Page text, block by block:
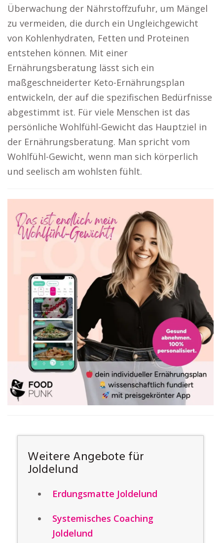
Überwachung der Nährstoffzufuhr, um Mängel
zu vermeiden, die durch ein Ungleichgewicht
von Kohlenhydraten, Fetten und Proteinen
entstehen können. Mit einer
Ernährungsberatung lässt sich ein
maßgeschneiderter Keto-Ernährungsplan
entwickeln, der auf die spezifischen Bedürfnisse
abgestimmt ist. Für viele Menschen ist das
persönliche Wohlfühl-Gewicht das Hauptziel in
der Ernährungsberatung. Man spricht vom
Wohlfühl-Gewicht, wenn man sich körperlich
und seelisch am wohlsten fühlt.
Weitere Angebote für
Joldelund
Erdungsmatte Joldelund
Systemisches Coaching
Joldelund